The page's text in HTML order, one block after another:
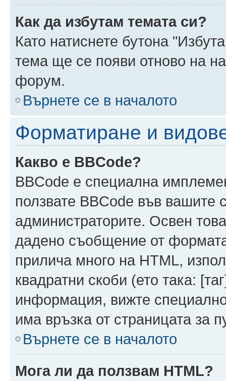
Как да избутам темата си?
Като натиснете бутона
тема ще се появи отново на
форум.
Върнете се в началото
Форматиране и
Какво е BBCode?
BBCode е специална
ползвате BBCode във
администраторите. Освен
дадено съобщение от
прилича много на HTML,
квадратни скоби (ето така:
информация, вижте
има връзка от страницата за
Върнете се в началото
Мога ли да ползвам HTML?